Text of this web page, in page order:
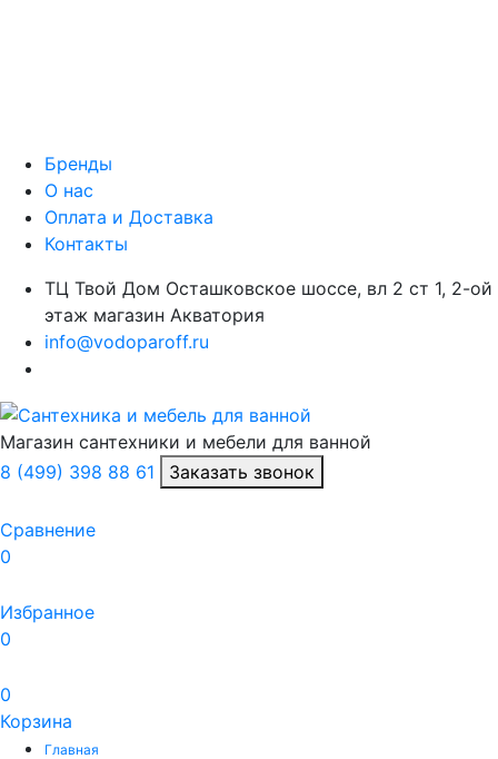
Бренды
О нас
Оплата и Доставка
Контакты
ТЦ Твой Дом Осташковское шоссе, вл 2 ст 1, 2-ой
этаж магазин Акватория
info@vodoparoff.ru
Магазин сантехники и мебели для ванной
8 (499) 398 88 61
Заказать звонок
Сравнение
0
Избранное
0
0
Корзина
Главная